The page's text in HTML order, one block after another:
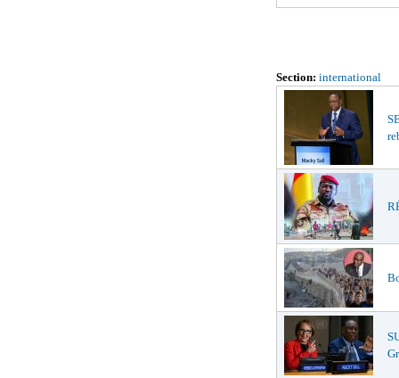
Section: international